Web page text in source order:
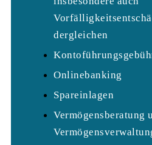
dergleichen
Onlinebanking
Spareinlagen
Vermögensberatung